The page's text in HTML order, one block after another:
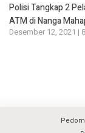
Polisi Tangkap 2
ATM di Nanga
Desember 12, 2021 |